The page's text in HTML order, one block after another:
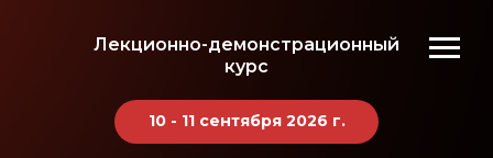
Лекционно-демонстрационный
курс
10 - 11 сентября2026 г.